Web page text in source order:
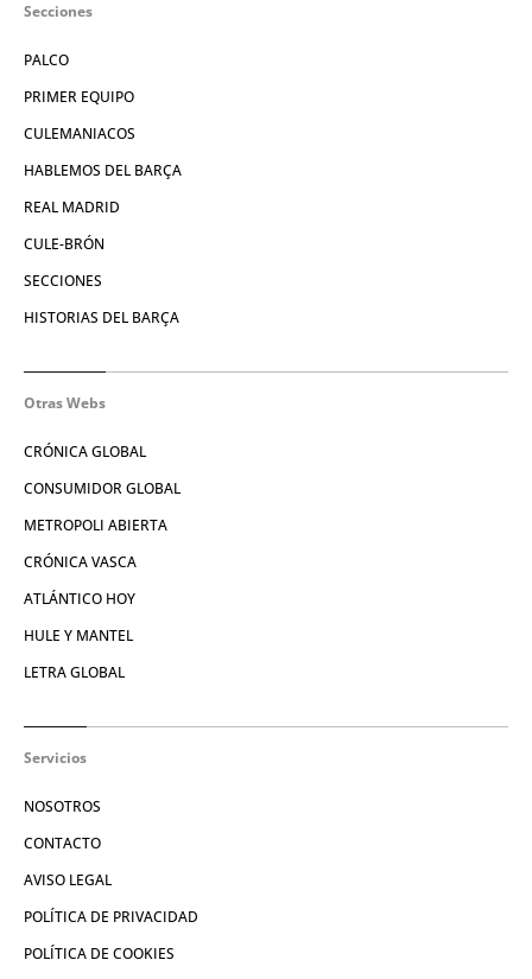
Secciones
PALCO
PRIMER EQUIPO
CULEMANIACOS
HABLEMOS DEL BARÇA
REAL MADRID
CULE-BRÓN
SECCIONES
HISTORIAS DEL BARÇA
Otras Webs
CRÓNICA GLOBAL
CONSUMIDOR GLOBAL
METROPOLI ABIERTA
CRÓNICA VASCA
ATLÁNTICO HOY
HULE Y MANTEL
LETRA GLOBAL
Servicios
NOSOTROS
CONTACTO
AVISO LEGAL
POLÍTICA DE PRIVACIDAD
POLÍTICA DE COOKIES